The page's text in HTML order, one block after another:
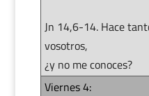
Jn 14,6-14. Hace
vosotros,
¿y no me conoces?
Viernes 4: